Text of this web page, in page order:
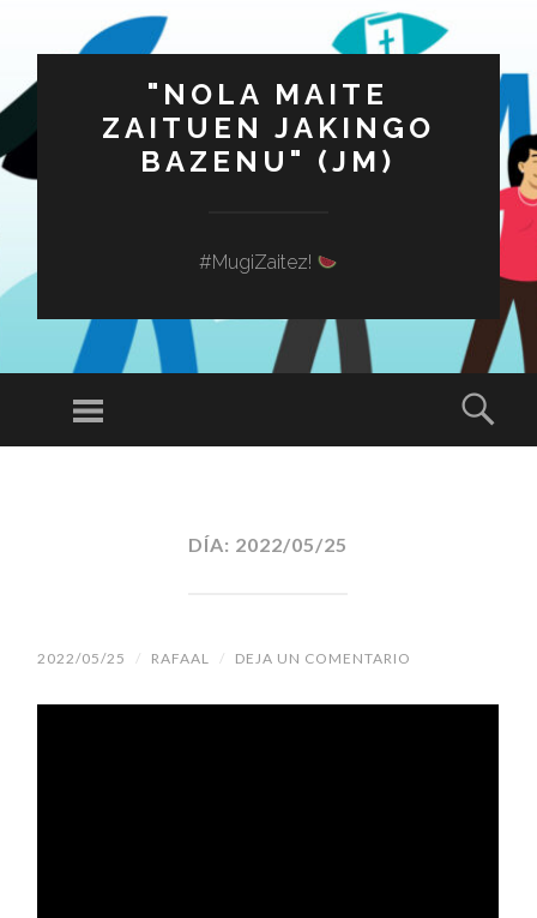
"NOLA MAITE
ZAITUEN JAKINGO
BAZENU" (JM)
#MugiZaitez!
Menú
DÍA: 2022/05/25
2022/05/25 / RAFAAL / DEJA UN COMENTARIO